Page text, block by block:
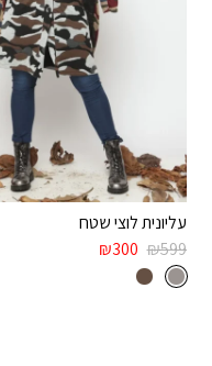
עליונית לוצי שטח
₪599
₪300